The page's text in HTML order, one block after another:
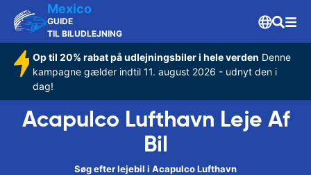
Mexico
GUIDE
TIL BILUDLEJNING
Op til 20% rabat på udlejningsbiler i hele verden Denne
kampagne gælder indtil 11. august 2026 - udnyt den i
dag!
Acapulco Lufthavn Leje Af
Bil
Søg efter lejebil i Acapulco Lufthavn